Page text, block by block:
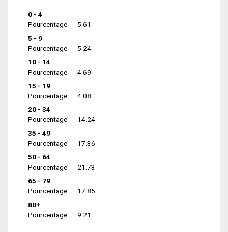
0 - 4
Pourcentage
5.61
5 - 9
Pourcentage
5.24
10 - 14
Pourcentage
4.69
15 - 19
Pourcentage
4.08
20 - 34
Pourcentage
14.24
35 - 49
Pourcentage
17.36
50 - 64
Pourcentage
21.73
65 - 79
Pourcentage
17.85
80+
Pourcentage
9.21